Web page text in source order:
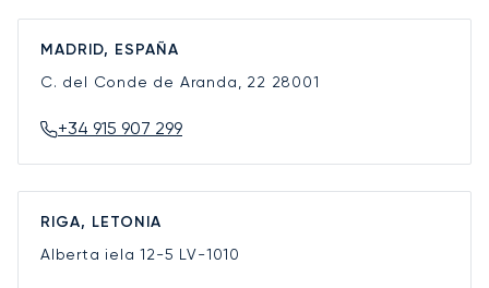
MADRID, ESPAÑA
C. del Conde de Aranda, 22 28001
+34 915 907 299
RIGA, LETONIA
Alberta iela 12-5 LV-1010